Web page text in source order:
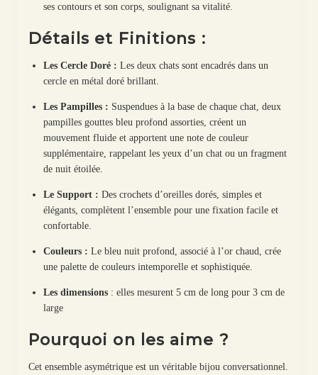
ses contours et son corps, soulignant sa vitalité.
Détails et Finitions :
Les Cercle Doré : Les deux chats sont encadrés dans un
cercle en métal doré brillant.
Les Pampilles : Suspendues à la base de chaque chat, deux
pampilles gouttes bleu profond assorties, créent un
mouvement fluide et apportent une note de couleur
supplémentaire, rappelant les yeux d’un chat ou un fragment
de nuit étoilée.
Le Support : Des crochets d’oreilles dorés, simples et
élégants, complètent l’ensemble pour une fixation facile et
confortable.
Couleurs : Le bleu nuit profond, associé à l’or chaud, crée
une palette de couleurs intemporelle et sophistiquée.
Les dimensions: elles mesurent 5 cm de long pour 3 cm de
large
Pourquoi on les aime ?
Cet ensemble asymétrique est un véritable bijou conversationnel.